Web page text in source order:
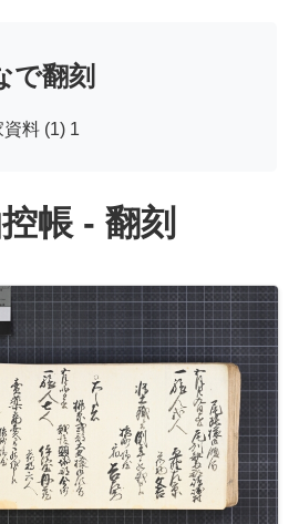
で翻刻
料 (1) 1
帳 - 翻刻